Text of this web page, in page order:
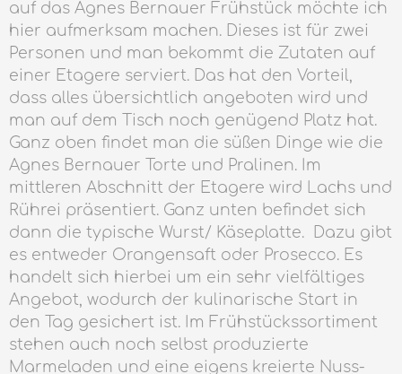
auf das Agnes Bernauer Frühstück möchte ich
hier aufmerksam machen. Dieses ist für zwei
Personen und man bekommt die Zutaten auf
einer Etagere serviert. Das hat den Vorteil,
dass alles übersichtlich angeboten wird und
man auf dem Tisch noch genügend Platz hat.
Ganz oben findet man die süßen Dinge wie die
Agnes Bernauer Torte und Pralinen. Im
mittleren Abschnitt der Etagere wird Lachs und
Rührei präsentiert. Ganz unten befindet sich
dann die typische Wurst/ Käseplatte. Dazu gibt
es entweder Orangensaft oder Prosecco. Es
handelt sich hierbei um ein sehr vielfältiges
Angebot, wodurch der kulinarische Start in
den Tag gesichert ist. Im Frühstückssortiment
stehen auch noch selbst produzierte
Marmeladen und eine eigens kreierte Nuss-